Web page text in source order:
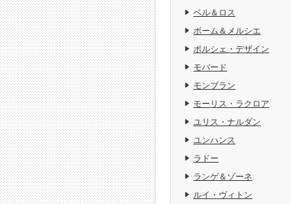
ベル＆ロス
ボーム＆メルシエ
ポルシェ・デザイン
モバード
モンブラン
モーリス・ラクロア
ユリス・ナルダン
ユンハンス
ラドー
ランゲ＆ゾーネ
ルイ・ヴィトン